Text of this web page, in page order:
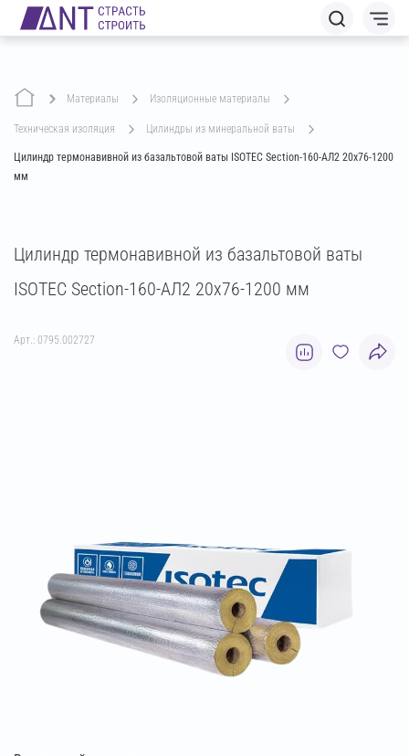
Материалы изоляционные материалы
техническая изоляция цилиндры из минеральной ваты
Цилиндр термонавивной из базальтовой ваты ISOTEC Section-160-АЛ2 20х76-1200
мм
Цилиндр термонавивной из базальтовой ваты
ISOTEC Section-160-АЛ2 20х76-1200 мм
Арт.: 0795.002727